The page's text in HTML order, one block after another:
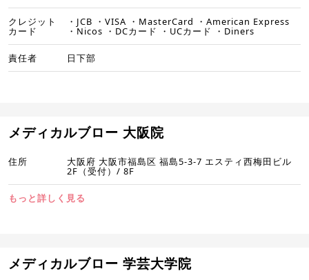
クレジット
カード
・JCB ・VISA ・MasterCard ・American Express
・Nicos ・DCカード ・UCカード ・Diners
責任者 日下部
メディカルブロー 大阪院
住所 大阪府 大阪市福島区 福島5-3-7 エスティ西梅田ビル
2F（受付）/ 8F
もっと詳しく見る
メディカルブロー 学芸大学院